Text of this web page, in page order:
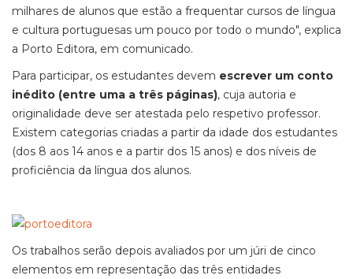
milhares de alunos que estão a frequentar cursos de língua
e cultura portuguesas um pouco por todo o mundo", explica
a Porto Editora, em comunicado.
Para participar, os estudantes devem escrever um conto
inédito (entre uma a três páginas), cuja autoria e
originalidade deve ser atestada pelo respetivo professor.
Existem categorias criadas a partir da idade dos estudantes
(dos 8 aos 14 anos e a partir dos 15 anos) e dos níveis de
proficiência da língua dos alunos.
Os trabalhos serão depois avaliados por um júri de cinco
elementos em representação das três entidades